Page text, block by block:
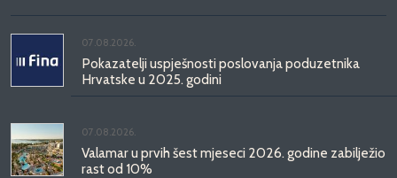
07.08.2026.
Pokazatelji uspješnosti poslovanja poduzetnika
Hrvatske u 2025. godini
07.08.2026.
Valamar u prvih šest mjeseci 2026. godine zabilježio
rast od 10%